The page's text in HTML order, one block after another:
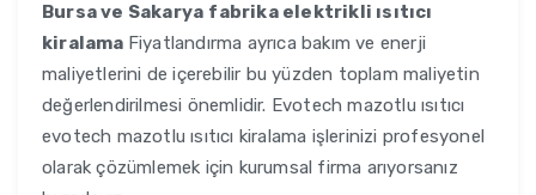
Bursa ve Sakarya fabrika elektrikli ısıtıcı
kiralama Fiyatlandırma ayrıca bakım ve enerji
maliyetlerini de içerebilir bu yüzden toplam maliyetin
değerlendirilmesi önemlidir. Evotech mazotlu ısıtıcı
evotech mazotlu ısıtıcı kiralama işlerinizi profesyonel
olarak çözümlemek için kurumsal firma arıyorsanız